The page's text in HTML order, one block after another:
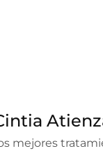
mejores